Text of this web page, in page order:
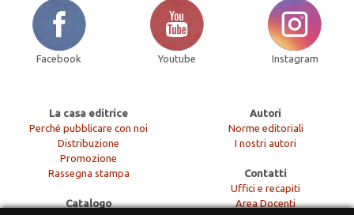
Facebook Youtube Instagram
La casa editrice
Perché pubblicare con noi
Distribuzione
Promozione
Rassegna stampa
Catalogo
Autori
Norme editoriali
I nostri autori
Contatti
Uffici e recapiti
Area Docenti